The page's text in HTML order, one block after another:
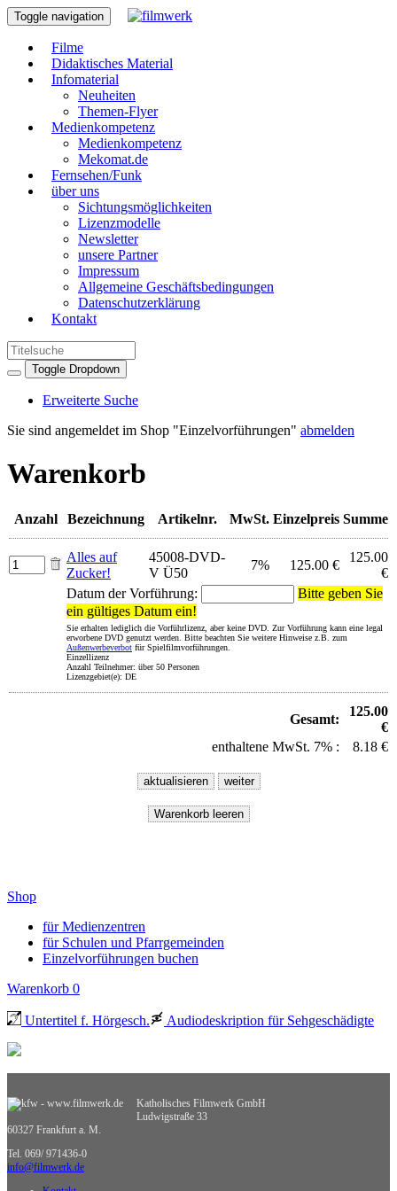
Toggle navigation
Filme
Didaktisches Material
Infomaterial
Neuheiten
Themen-Flyer
Medienkompetenz
Medienkompetenz
Mekomat.de
Fernsehen/Funk
über uns
Sichtungsmöglichkeiten
Lizenzmodelle
Newsletter
unsere Partner
Impressum
Allgemeine Geschäftsbedingungen
Datenschutzerklärung
Kontakt
Toggle Dropdown
Erweiterte Suche
Sie sind angemeldet im Shop "Einzelvorführungen" abmelden
Warenkorb
Anzahl Bezeichnung Artikelnr. MwSt. Einzelpreis Summe
Alles auf
Zucker!
45008-DVD-
V Ü50
7% 125.00 €
125.00
€
Datum der Vorführung:
Bitte geben Sie
ein gültiges Datum ein!
Sie erhalten lediglich die Vorführlizenz, aber keine DVD. Zur Vorführung kann eine legal
erworbene DVD genutzt werden. Bitte beachten Sie weitere Hinweise z.B. zum
Außenwerbeverbot für Spielfilmvorführungen.
Einzellizenz
Anzahl Teilnehmer: über 50 Personen
Lizenzgebiet(e): DE
Gesamt:
125.00
€
enthaltene MwSt. 7% :
8.18 €
Shop
für Medienzentren
für Schulen und Pfarrgemeinden
Einzelvorführungen buchen
Warenkorb 0
Untertitel f. Hörgesch. Audiodeskription für Sehgeschädigte
Katholisches Filmwerk GmbH
Ludwigstraße 33
60327 Frankfurt a. M.
Tel. 069/ 971436-0
info@filmwerk.de